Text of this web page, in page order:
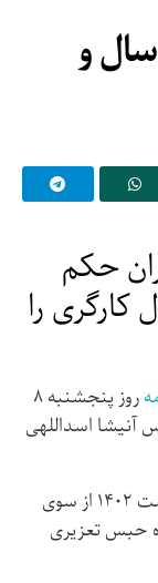
آنیشا اسداللهی، حکم ۵ سال و
حکم
را
روز پنجشنبه ۸
حکم ۵ سال و ۸ ماه حبس آنیشا اسداللهی
آنیشا اسداللهی، فعال کارگری، اواسط اردیبهشت ۱۴۰۲ از سوی